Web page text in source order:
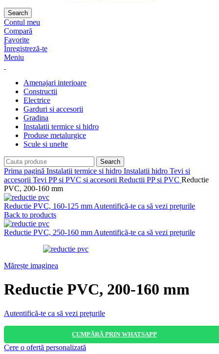
Search
Contul meu
Compară
Favorite
Înregistreză-te
Meniu
Amenajari interioare
Constructii
Electrice
Garduri si accesorii
Gradina
Instalatii termice si hidro
Produse metalurgice
Scule si unelte
Search
Prima pagină Instalatii termice si hidro Instalatii hidro Tevi si
accesorii Tevi PP si PVC si accesorii Reductii PP si PVC Reductie
PVC, 200-160 mm
Reductie PVC, 160-125 mm Autentifică-te ca să vezi prețurile
Back to products
Reductie PVC, 250-160 mm Autentifică-te ca să vezi prețurile
Mărește imaginea
Reductie PVC, 200-160 mm
Autentifică-te ca să vezi prețurile
CUMPĂRĂ PRIN WHATSAPP
Cere o ofertă personalizată